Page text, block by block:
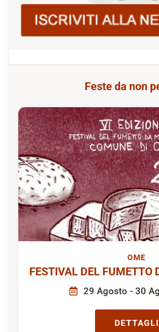
Feste da non
OME
FESTIVAL DEL FUMETTO
29 Agosto - 30
DETTAGLI